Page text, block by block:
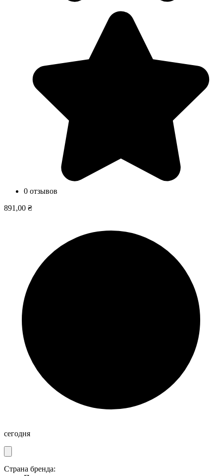
0 отзывов
891,00 ₴
сегодня
Страна бренда: